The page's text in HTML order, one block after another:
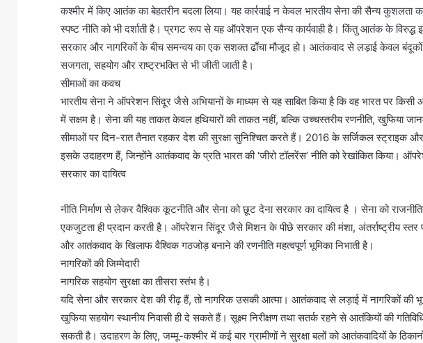
कश्मीर में किए आतंक का बेहतरीन बदला लिया। यह कार्रवाई न केवल भारतीय सेना की सैन्य
स्पष्ट नीति को भी दर्शाती है। प्रगट रूप से यह ऑपरेशन एक सैन्य कार्यवाही है। किंतु आतंक के
सरकार और नागरिकों के बीच समन्वय का एक सशक्त ढाँचा मौजूद हो। आतंकवाद से लड़ाई केवल बंदूकों
सजगता, सहयोग और राष्ट्रभक्ति से भी जीती जाती है।
सीमाओं का कवच
भारतीय सेना ने ऑपरेशन सिंदूर जैसे अभियानों के माध्यम से यह साबित किया है कि वह भारत पर
में सक्षम है। सेना की यह ताकत केवल हथियारों की ताकत नहीं, बल्कि उच्चस्तरीय रणनीति, खुफिया
सीमाओं पर दिन-रात तैनात रहकर देश की सुरक्षा सुनिश्चित करते हैं। 2016 के सर्जिकल
इसके उदाहरण हैं, जिन्होंने आतंकवाद के प्रति भारत की ‘जीरो टॉलरेंस’ नीति को रेखांकित किया।
सरकार का दायित्व
नीति निर्माण से लेकर वैश्विक कूटनीति और सेना को छूट देना सरकार का दायित्व है । सेना को
एकजुटता ही प्रदान करती है। ऑपरेशन सिंदूर जैसे मिशन के पीछे सरकार की मंशा, अंतर्राष्ट्रीय
और आतंकवाद के खिलाफ वैश्विक गठजोड़ बनाने की रणनीति महत्वपूर्ण भूमिका निभाती है।
नागरिकों की जिम्मेदारी
नागरिक सहयोग सुरक्षा का तीसरा स्तंभ है।
यदि सेना और सरकार देश की रीढ़ हैं, तो नागरिक उसकी आत्मा। आतंकवाद से लड़ाई में नागरिकों की
खुफिया सहयोग स्थानीय निवासी ही दे सकते हैं। सूक्ष्म निरीक्षण तथा सतर्क रहने से आतंकियों की
सकती है। उदाहरण के लिए, जम्मू-कश्मीर में कई बार ग्रामीणों ने सुरक्षा बलों को आतंकवादियों के